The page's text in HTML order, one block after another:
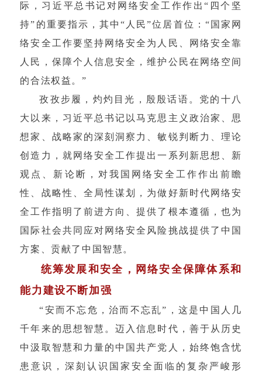
际，习近平总书记对网络安全工作作出“四个坚
持”的重要指示，其中“人民”位居首位：“国家网
络安全工作要坚持网络安全为人民、网络安全靠
人民，保障个人信息安全，维护公民在网络空间
的合法权益。”
孜孜步履，灼灼目光，殷殷话语。党的十八
大以来，习近平总书记以马克思主义政治家、思
想家、战略家的深刻洞察力、敏锐判断力、理论
创造力，就网络安全工作提出一系列新思想、新
观点、新论断，对我国网络安全工作作出前瞻
性、战略性、全局性谋划，为做好新时代网络安
全工作指明了前进方向、提供了根本遵循，也为
国际社会共同应对网络安全风险挑战提供了中国
方案、贡献了中国智慧。
统筹发展和安全，网络安全保障体系和
能力建设不断加强
“安而不忘危，治而不忘乱”，这是中国人几
千年来的思想智慧。迈入信息时代，善于从历史
中汲取智慧和力量的中国共产党人，始终饱含忧
患意识，深刻认识国家安全面临的复杂严峻形